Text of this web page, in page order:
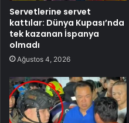
Servetlerine servet
kattılar: Dünya Kupası’nda
tek kazanan İspanya
olmadı
Ağustos 4, 2026